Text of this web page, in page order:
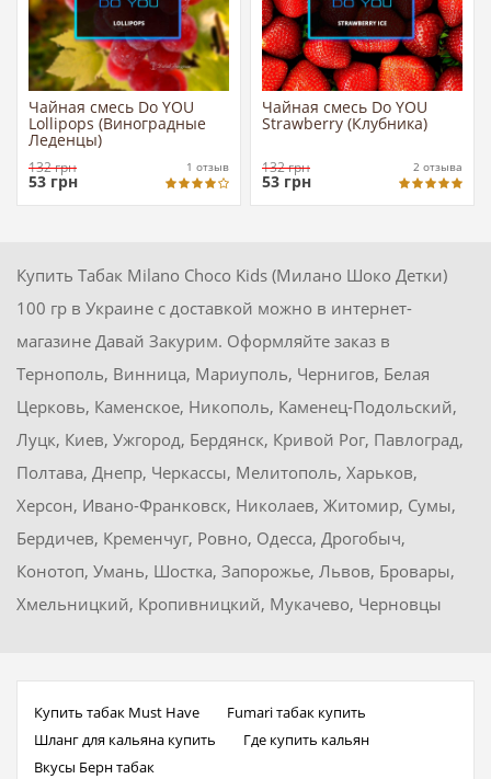
Чайная смесь Do YOU
Lollipops (Виноградные
Леденцы)
132грн
53 грн
1 отзыв
Чайная смесь Do YOU
Strawberry (Клубника)
132грн
53 грн
2 отзыва
Купить Табак Milano Choco Kids (Милано Шоко Детки)
100 гр в Украине с доставкой можно в интернет-
магазине Давай Закурим. Оформляйте заказ в
Тернополь, Винница, Мариуполь, Чернигов, Белая
Церковь, Каменское, Никополь, Каменец-Подольский,
Луцк, Киев, Ужгород, Бердянск, Кривой Рог, Павлоград,
Полтава, Днепр, Черкассы, Мелитополь, Харьков,
Херсон, Ивано-Франковск, Николаев, Житомир, Сумы,
Бердичев, Кременчуг, Ровно, Одесса, Дрогобыч,
Конотоп, Умань, Шостка, Запорожье, Львов, Бровары,
Хмельницкий, Кропивницкий, Мукачево, Черновцы
Купить табак Must Have
Fumari табак купить
Шланг для кальяна купить
Где купить кальян
Вкусы Берн табак